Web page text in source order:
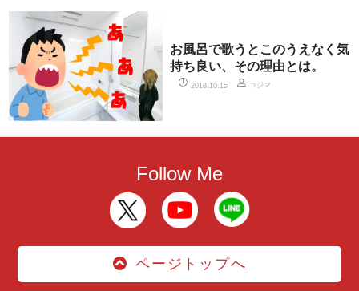
お風呂で歌うとこのうえなく気
持ち良い、その理由とは。
2018.10.15 コジマ
Follow Me
ページトップへ